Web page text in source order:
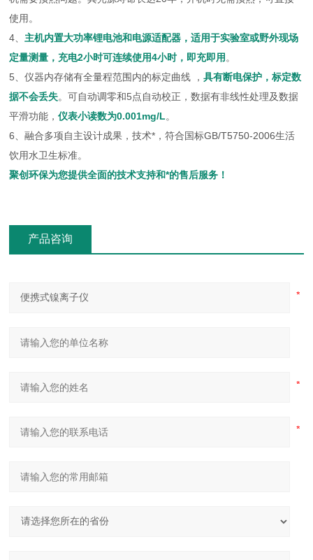
使用。
4、 主机内置大功率锂电池和电源适配器，适用于实验室或野外现场
定量测量，充电2小时可连续使用4小时，即充即用 。
5、仪器内存储有全量程范围内的标定曲线 ，具有断电保护，标定数
据不会丢失。可自动调零和5点自动校正，数据有非线性处理及数据
平滑功能，仪表小读数为0.001mg/L。
6、融合多项自主设计成果，技术*，符合国标GB/T5750-2006生活
饮用水卫生标准。
聚创环保为您提供全面的技术支持和*的售后服务！
产品咨询